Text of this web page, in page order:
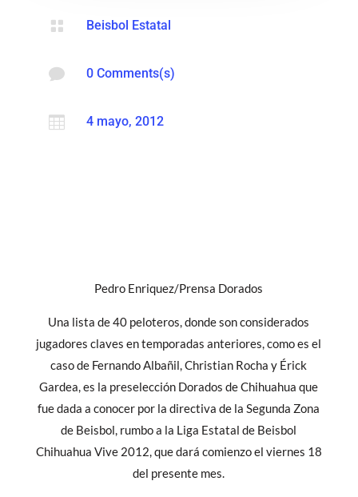
 Beisbol Estatal
 0 Comments(s)
 4 mayo, 2012
Pedro Enriquez/Prensa Dorados
Una lista de 40 peloteros, donde son considerados
jugadores claves en temporadas anteriores, como es el
caso de Fernando Albañil, Christian Rocha y Érick
Gardea, es la preselección Dorados de Chihuahua que
fue dada a conocer por la directiva de la Segunda Zona
de Beisbol, rumbo a la Liga Estatal de Beisbol
Chihuahua Vive 2012, que dará comienzo el viernes 18
del presente mes.